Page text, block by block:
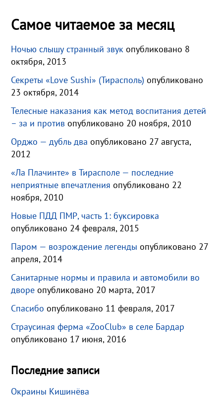
Самое читаемое за месяц
Ночью слышу странный звук опубликовано 8
октября, 2013
Секреты «Love Sushi» (Тирасполь) опубликовано
23 октября, 2014
Телесные наказания как метод воспитания детей
– за и против опубликовано 20 ноября, 2010
Орджо — дубль два опубликовано 27 августа,
2012
«Ла Плачинте» в Тирасполе — последние
неприятные впечатления опубликовано 22
ноября, 2010
Новые ПДД ПМР, часть 1: буксировка
опубликовано 24 февраля, 2015
Паром — возрождение легенды опубликовано 27
апреля, 2014
Санитарные нормы и правила и автомобили во
дворе опубликовано 20 марта, 2017
Спасибо опубликовано 11 февраля, 2017
Страусиная ферма «ZooClub» в селе Бардар
опубликовано 17 июня, 2016
Последние записи
Окраины Кишинёва